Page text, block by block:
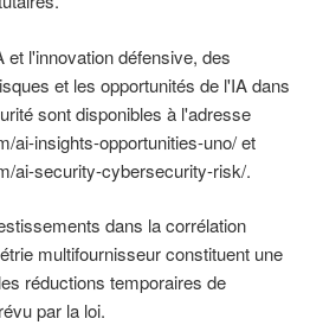
l'innovation défensive, des
et les opportunités de l'IA dans
sont disponibles à l'adresse
ai-insights-opportunities-uno/ et
ai-security-cybersecurity-risk/.
dans la corrélation
multifournisseur constituent une
réductions temporaires de
par la loi.